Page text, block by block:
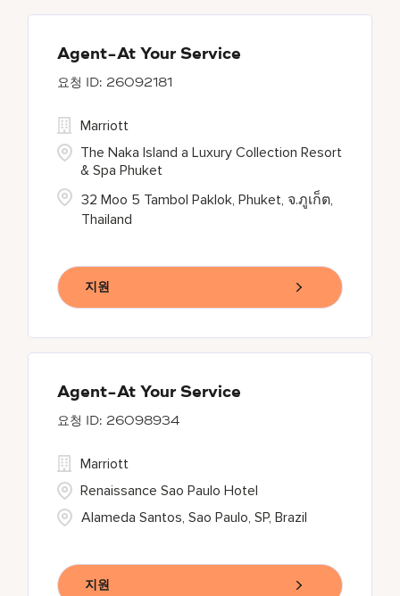
Agent-At Your Service
26092181
32 Moo 5 Tambol Paklok, Phuket, จ.ภูเก็ต,
Thailand
Marriott
The Naka Island a Luxury Collection Resort
& Spa Phuket
지원
Agent-At Your Service
26098934
Alameda Santos, Sao Paulo, SP, Brazil
Marriott
Renaissance Sao Paulo Hotel
지원